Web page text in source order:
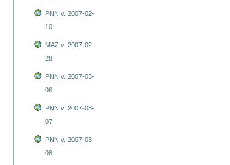
PNN v. 2007-02-
10
MAZ v. 2007-02-
28
PNN v. 2007-03-
06
PNN v. 2007-03-
07
PNN v. 2007-03-
08